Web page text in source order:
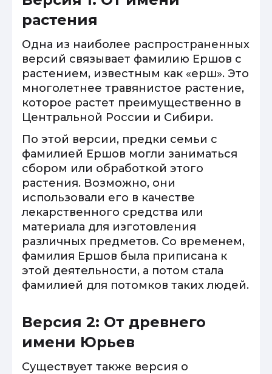
растения
Одна из наиболее распространенных
версий связывает фамилию Ершов с
растением, известным как «ерш». Это
многолетнее травянистое растение,
которое растет преимущественно в
Центральной России и Сибири.
По этой версии, предки семьи с
фамилией Ершов могли заниматься
сбором или обработкой этого
растения. Возможно, они
использовали его в качестве
лекарственного средства или
материала для изготовления
различных предметов. Со временем,
фамилия Ершов была приписана к
этой деятельности, а потом стала
фамилией для потомков таких людей.
Версия 2: От древнего
имени Юрьев
Существует также версия о